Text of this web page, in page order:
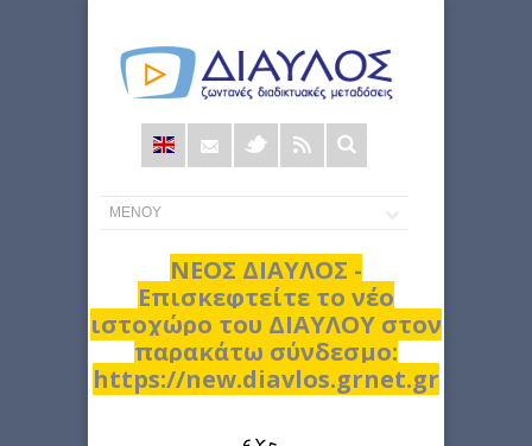
Φόρμα
αναζήτησης
ΝΕΟΣ ΔΙΑΥΛΟΣ -
Επισκεφτείτε το νέο
ιστοχώρο του ΔΙΑΥΛΟΥ στον
παρακάτω σύνδεσμο:
https://new.diavlos.grnet.gr